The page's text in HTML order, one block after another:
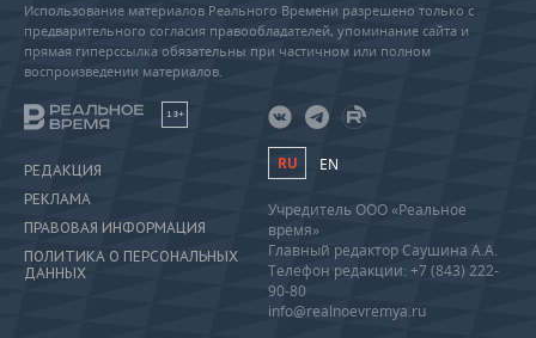
Использование материалов Реального Времени разрешено только с
предварительного согласия правообладателей, упоминание сайта и
прямая гиперссылка обязательны при частичном или полном
воспроизведении материалов.
18+
РЕДАКЦИЯ
РЕКЛАМА
ПРАВОВАЯ ИНФОРМАЦИЯ
ПОЛИТИКА О ПЕРСОНАЛЬНЫХ
ДАННЫХ
RU EN
Учредитель ООО «Реальное
время»
Главный редактор Саушина А.А.
Телефон редакции: +7 (843) 222-
90-80
info@realnoevremya.ru